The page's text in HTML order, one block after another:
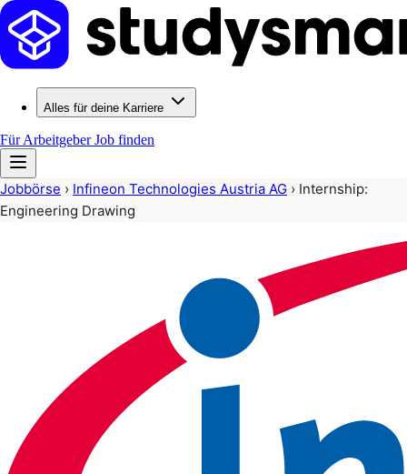
Alles für deine Karriere
Für ArbeitgeberJob finden
Jobbörse › Infineon Technologies Austria AG › Internship:
Engineering Drawing